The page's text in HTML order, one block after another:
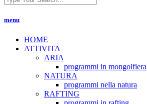
menu
HOME
ATTIVITA
ARIA
programmi in mongolfiera
NATURA
programmi nella natura
RAFTING